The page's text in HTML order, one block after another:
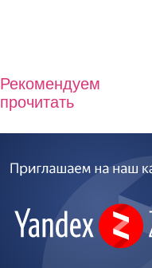
Рекомендуем
прочитать